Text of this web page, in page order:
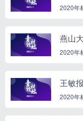
2020年
燕山
2020年
王敏
2020年